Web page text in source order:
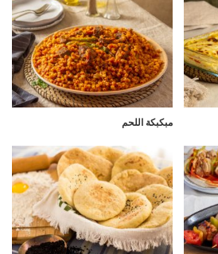
مبكبكة اللحم